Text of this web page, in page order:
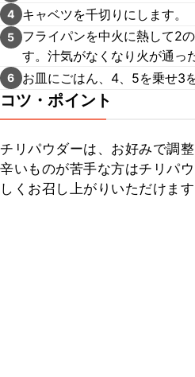
4 キャベツを千切りにします。
5
フライパンを中火に熱して2
す。汁気がなくなり火が通っ
6 お皿にごはん、4、5を乗せ3
コツ・ポイント
チリパウダーは、お好みで調
辛いものが苦手な方はチリパ
しくお召し上がりいただけます